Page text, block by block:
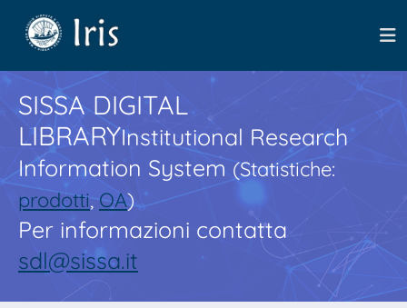
SISSA DIGITAL
LIBRARYInstitutional Research
Information System(Statistiche:
prodotti,OA)
Per informazioni contatta
sdl@sissa.it